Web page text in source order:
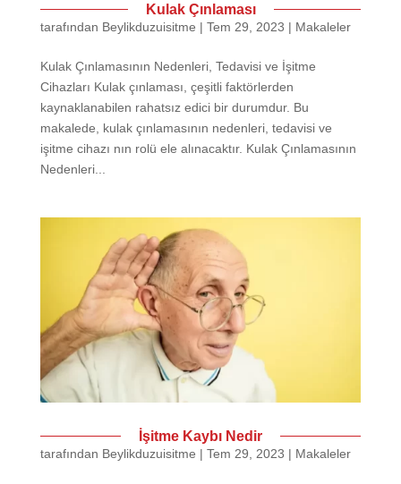
Kulak Çınlaması
tarafından Beylikduzuisitme | Tem 29, 2023 | Makaleler
Kulak Çınlamasının Nedenleri, Tedavisi ve İşitme
Cihazları Kulak çınlaması, çeşitli faktörlerden
kaynaklanabilen rahatsız edici bir durumdur. Bu
makalede, kulak çınlamasının nedenleri, tedavisi ve
işitme cihazı nın rolü ele alınacaktır. Kulak Çınlamasının
Nedenleri...
İşitme Kaybı Nedir
tarafından Beylikduzuisitme | Tem 29, 2023 | Makaleler